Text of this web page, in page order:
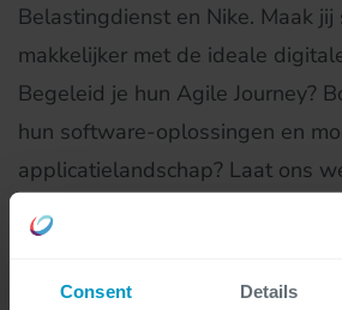
Consent Details
Belastingdienst en Nike. Maak
makkelijker met de ideale
Begeleid je hun Agile Journey?
hun software-oplossingen en
applicatielandschap? Laat ons
ambities zijn.